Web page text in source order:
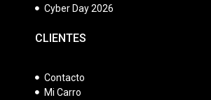
Cyber Day 2026
CLIENTES
Contacto
Mi Carro